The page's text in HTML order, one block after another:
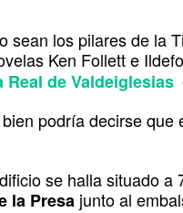
sean los pilares de la
Ken Follett e
Real de Valdeiglesias
podría decirse que
se halla situado
la Presa junto al